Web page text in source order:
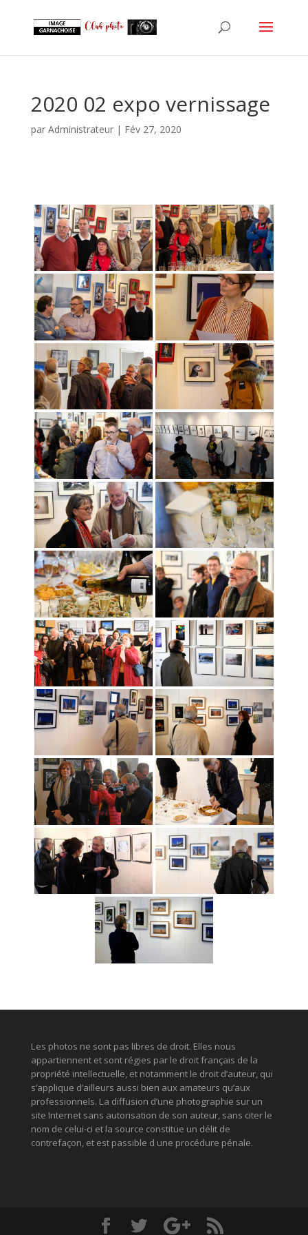
2020 02 expo vernissage
par Administrateur| Fév 27, 2020
Les photos ne sont pas libres de droit. Elles nous
appartiennent et sont régies par le droit français de la
propriété intellectuelle, et notamment le droit d’auteur, qui
s’applique d’ailleurs aussi bien aux amateurs qu’aux
professionnels. La diffusion d’une photographie sur un
site Internet sans autorisation de son auteur, sans citer le
nom de celui-ci et la source constitue un délit de
contrefaçon, et est passible d une procédure pénale.